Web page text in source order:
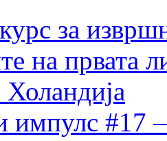
за
на првата
Холандија
импулс #17